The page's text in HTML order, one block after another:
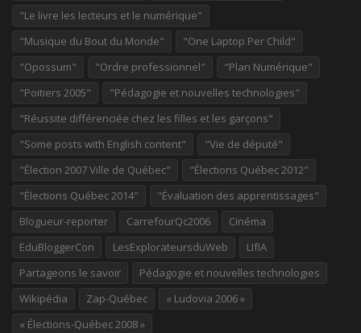
"Le livre les lecteurs et le numérique"
"Musique du Bout du Monde"
"One Laptop Per Child"
"Opossum"
"Ordre professionnel"
"Plan Numérique"
"Poitiers 2005"
"Pédagogie et nouvelles technologies"
"Réussite différenciée chez les filles et les garçons"
"Some posts with English content"
"Vie de député"
"Élection 2007 Ville de Québec"
"Élections Québec 2012"
"Élections Québec 2014"
"Évaluation des apprentissages"
Blogueur-reporter
CarrefourQc2006
Cinéma
EduBloggerCon
LesExplorateursduWeb
LIfIA
Partageons le savoir
Pédagogie et nouvelles technologies
Wikipédia
Zap-Québec
« Ludovia 2006 »
« Élections-Québec 2008 »